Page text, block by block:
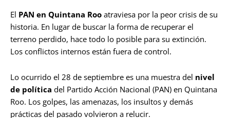
El PAN en Quintana Roo atraviesa por la peor crisis de su
historia. En lugar de buscar la forma de recuperar el
terreno perdido, hace todo lo posible para su extinción.
Los conflictos internos están fuera de control.
Lo ocurrido el 28 de septiembre es una muestra del nivel
de política del Partido Acción Nacional (PAN) en Quintana
Roo. Los golpes, las amenazas, los insultos y demás
prácticas del pasado volvieron a relucir.